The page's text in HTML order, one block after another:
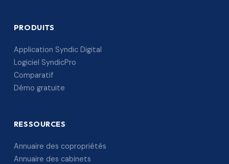
PRODUITS
Application Syndic Digital
Logiciel SyndicPro
Comparatif
Démo gratuite
RESSOURCES
Annuaire des copropriétés
Annuaire des cabinets